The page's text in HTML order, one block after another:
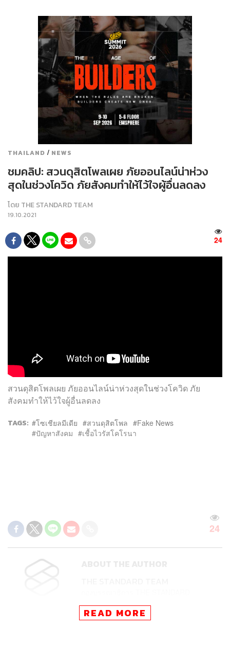
THAILAND / NEWS
ชมคลิป: สวนดุสิตโพลเผย ภัยออนไลน์น่าห่วง
สุดในช่วงโควิด ภัยสังคมทำให้ไว้ใจผู้อื่นลดลง
โดย THE STANDARD TEAM
19.10.2021
24
สวนดุสิตโพลเผย ภัยออนไลน์น่าห่วงสุดในช่วงโควิด ภัย
สังคมทำให้ไว้ใจผู้อื่นลดลง
TAGS: โซเชียลมีเดีย สวนดุสิตโพล
Fake News
ปัญหาสังคม
เชื้อไวรัสโคโรนา
24
READ MORE